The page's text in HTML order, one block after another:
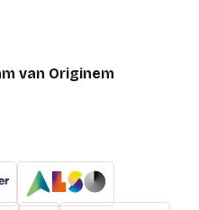
van Originem